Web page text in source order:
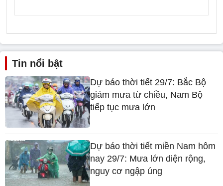
Tin nổi bật
Dự báo thời tiết 29/7: Bắc Bộ
giảm mưa từ chiều, Nam Bộ
tiếp tục mưa lớn
Dự báo thời tiết miền Nam hôm
nay 29/7: Mưa lớn diện rộng,
nguy cơ ngập úng